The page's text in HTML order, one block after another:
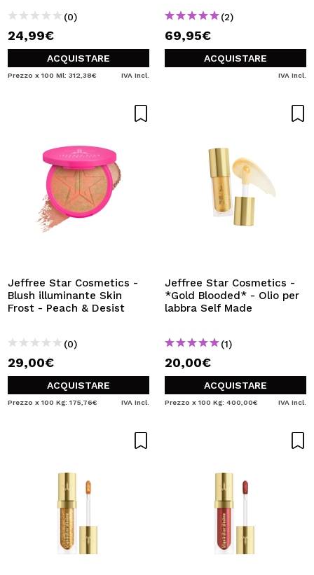
(0)
24,99€
ACQUISTARE
Prezzo x 100 Ml: 312,38€ IVA Incl.
(2)
69,95€
ACQUISTARE
IVA Incl.
Jeffree Star Cosmetics -
Blush illuminante Skin
Frost - Peach & Desist
(0)
29,00€
ACQUISTARE
Prezzo x 100 Kg: 175,76€ IVA Incl.
Jeffree Star Cosmetics -
*Gold Blooded* - Olio per
labbra Self Made
(1)
20,00€
ACQUISTARE
Prezzo x 100 Kg: 400,00€ IVA Incl.